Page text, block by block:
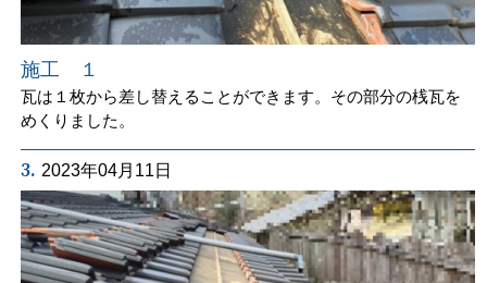
施工 １
瓦は１枚から差し替えることができます。その部分の桟瓦を
めくりました。
3. 2023年04月11日